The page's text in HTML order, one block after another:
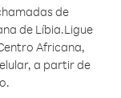
de
de Líbia.Ligue
Africana,
a partir de